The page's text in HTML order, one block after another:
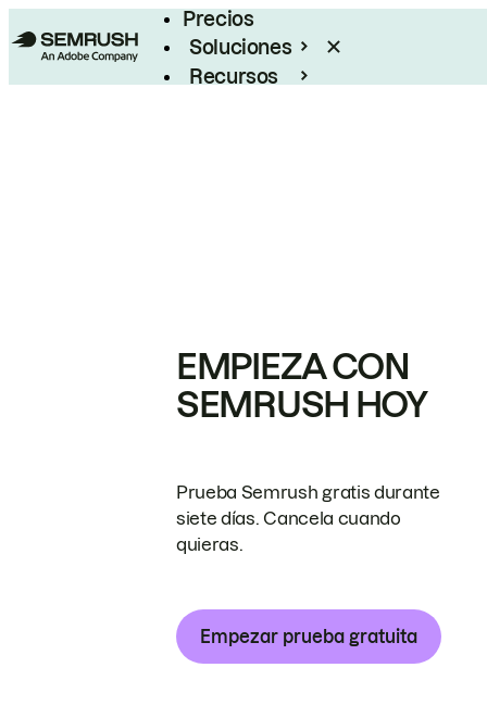
Precios
Soluciones
Recursos
EMPIEZA CON
SEMRUSH HOY
Prueba Semrush gratis durante
siete días. Cancela cuando
quieras.
Empezar prueba gratuita